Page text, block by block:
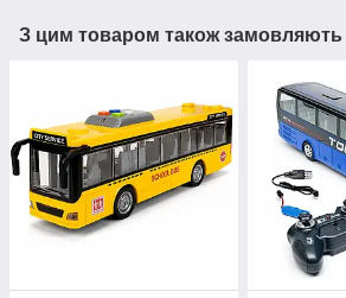
З цим товаром також замовляють